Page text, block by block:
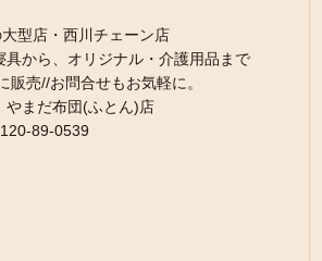
型店・西川チェーン店
具から、オリジナル・介護用品まで
販売//お問合せもお気軽に。
だ布団(ふとん)店
89-0539